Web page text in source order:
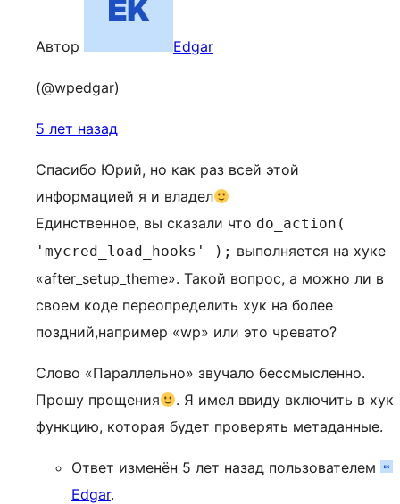
Автор Edgar
(@wpedgar)
5 лет назад
Спасибо Юрий, но как раз всей этой
информацией я и владел
Единственное, вы сказали что do_action(
'mycred_load_hooks' ); выполняется на хуке
«after_setup_theme». Такой вопрос, а можно ли в
своем коде переопределить хук на более
поздний,например «wp» или это чревато?
Слово «Параллельно» звучало бессмысленно.
Прошу прощения
. Я имел ввиду включить в хук
функцию, которая будет проверять метаданные.
Ответ изменён 5 лет назад пользователем
Edgar.